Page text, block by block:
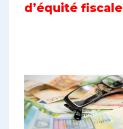
d’équité fiscale